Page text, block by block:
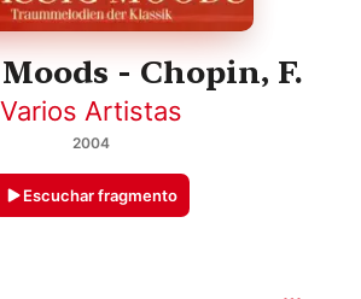
- Chopin, F.
Varios Artistas
2004
Escuchar fragmento